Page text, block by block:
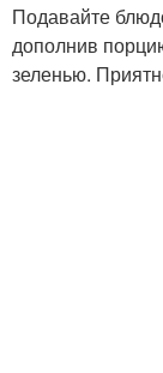
Подавайте
дополнив
зеленью.